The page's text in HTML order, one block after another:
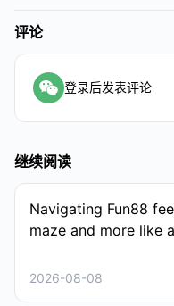
评论
登录后发表评论
继续阅读
Navigating Fun88
maze and more like
2026-08-08